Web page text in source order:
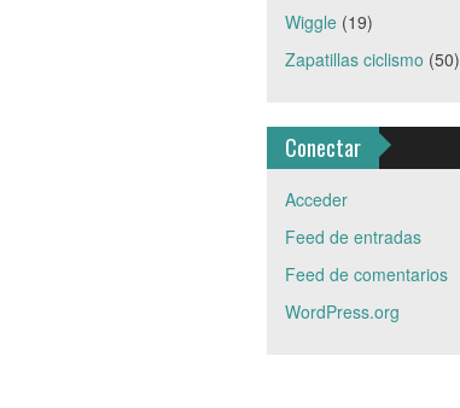
Wiggle(19)
Zapatillas ciclismo (50)
Conectar
Acceder
Feed de entradas
Feed de comentarios
WordPress.org